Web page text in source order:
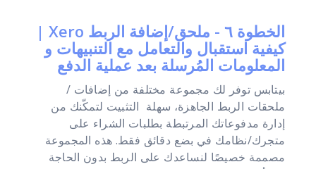
الخطوة ٦ - ملحق/إضافة الربط Xero |
كيفية استقبال والتعامل مع التنبيهات و
المعلومات المُرسلة بعد عملية الدفع
بيتابس توفر لك مجموعة مختلفة من إضافات /
ملحقات الربط الجاهزة، سهلة التثبيت لتمكّنك من
إدارة مدفوعاتك المرتبطة بطلبات الشراء على
متجرك/نظامك في بضع دقائق فقط. هذه المجموعة
مصممة خصيصًا لنساعدك على الربط بدون الحاجة